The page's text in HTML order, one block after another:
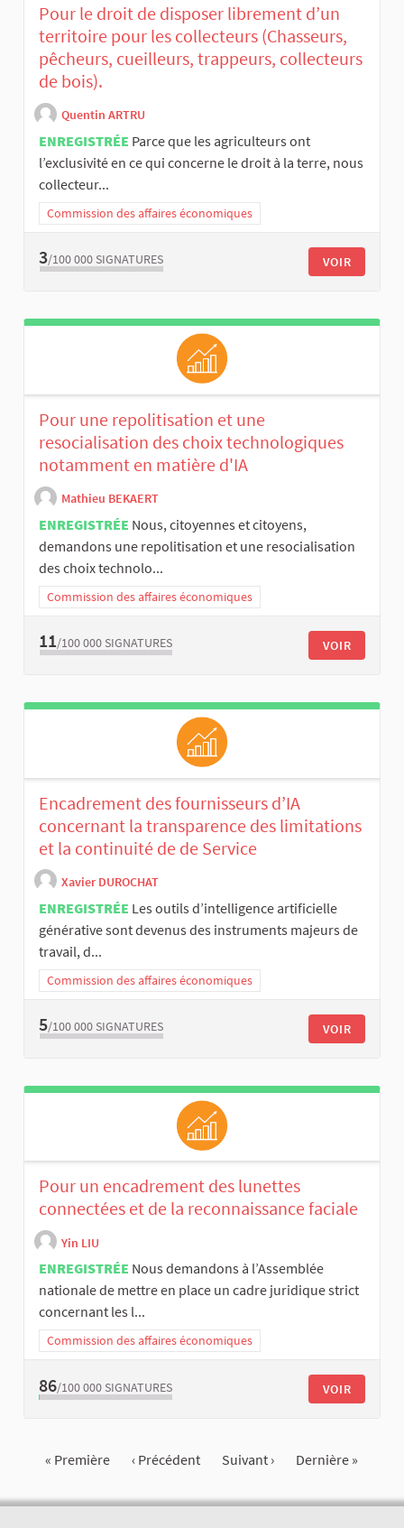
Pour le droit de disposer librement d’un
territoire pour les collecteurs (Chasseurs,
pêcheurs, cueilleurs, trappeurs, collecteurs
de bois).
Quentin ARTRU
ENREGISTRÉE Parce que les agriculteurs ont
l’exclusivité en ce qui concerne le droit à la terre, nous
collecteur...
Commission des affaires économiques
3/100 000 SIGNATURES VOIR
Pour une repolitisation et une
resocialisation des choix technologiques
notamment en matière d'IA
Mathieu BEKAERT
ENREGISTRÉE Nous, citoyennes et citoyens,
demandons une repolitisation et une resocialisation
des choix technolo...
Commission des affaires économiques
11/100 000 SIGNATURES VOIR
Encadrement des fournisseurs d’IA
concernant la transparence des limitations
et la continuité de de Service
Xavier DUROCHAT
ENREGISTRÉE Les outils d’intelligence artificielle
générative sont devenus des instruments majeurs de
travail, d...
Commission des affaires économiques
5/100 000 SIGNATURES VOIR
Pour un encadrement des lunettes
connectées et de la reconnaissance faciale
Yin LIU
ENREGISTRÉE Nous demandons à l’Assemblée
nationale de mettre en place un cadre juridique strict
concernant les l...
Commission des affaires économiques
86/100 000 SIGNATURES VOIR
« Première ‹ Précédent Suivant › Dernière »